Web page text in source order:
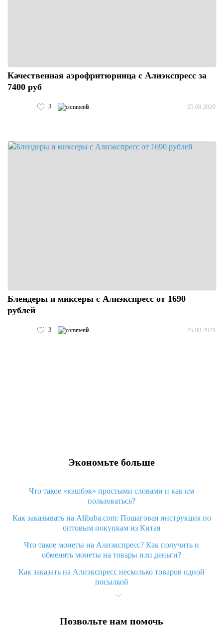
Качественная аэрофритюрница с Алиэкспресс за
7400 руб
3 0 25.08.2020
Блендеры и миксеры с Алиэкспресс от 1690
рублей
3 0 25.08.2020
Экономьте больше
Что такое «кэшбэк» простыми словами и как им
пользоваться?
Как заказывать на Alibaba.com: Пошаговая инструкция по
оптовым покупкам из Китая
Что такое монеты на Алиэкспресс? Как получить и
обменять монеты на товары или деньги?
Как заказать на Алиэкспресс несколько товаров одной
посылкой
Что значит статус «Заказ закрыт» на Алиэкспресс и что
Что делать, если Алиэкспресс просит ввести паспортные
Позвольте нам помочь